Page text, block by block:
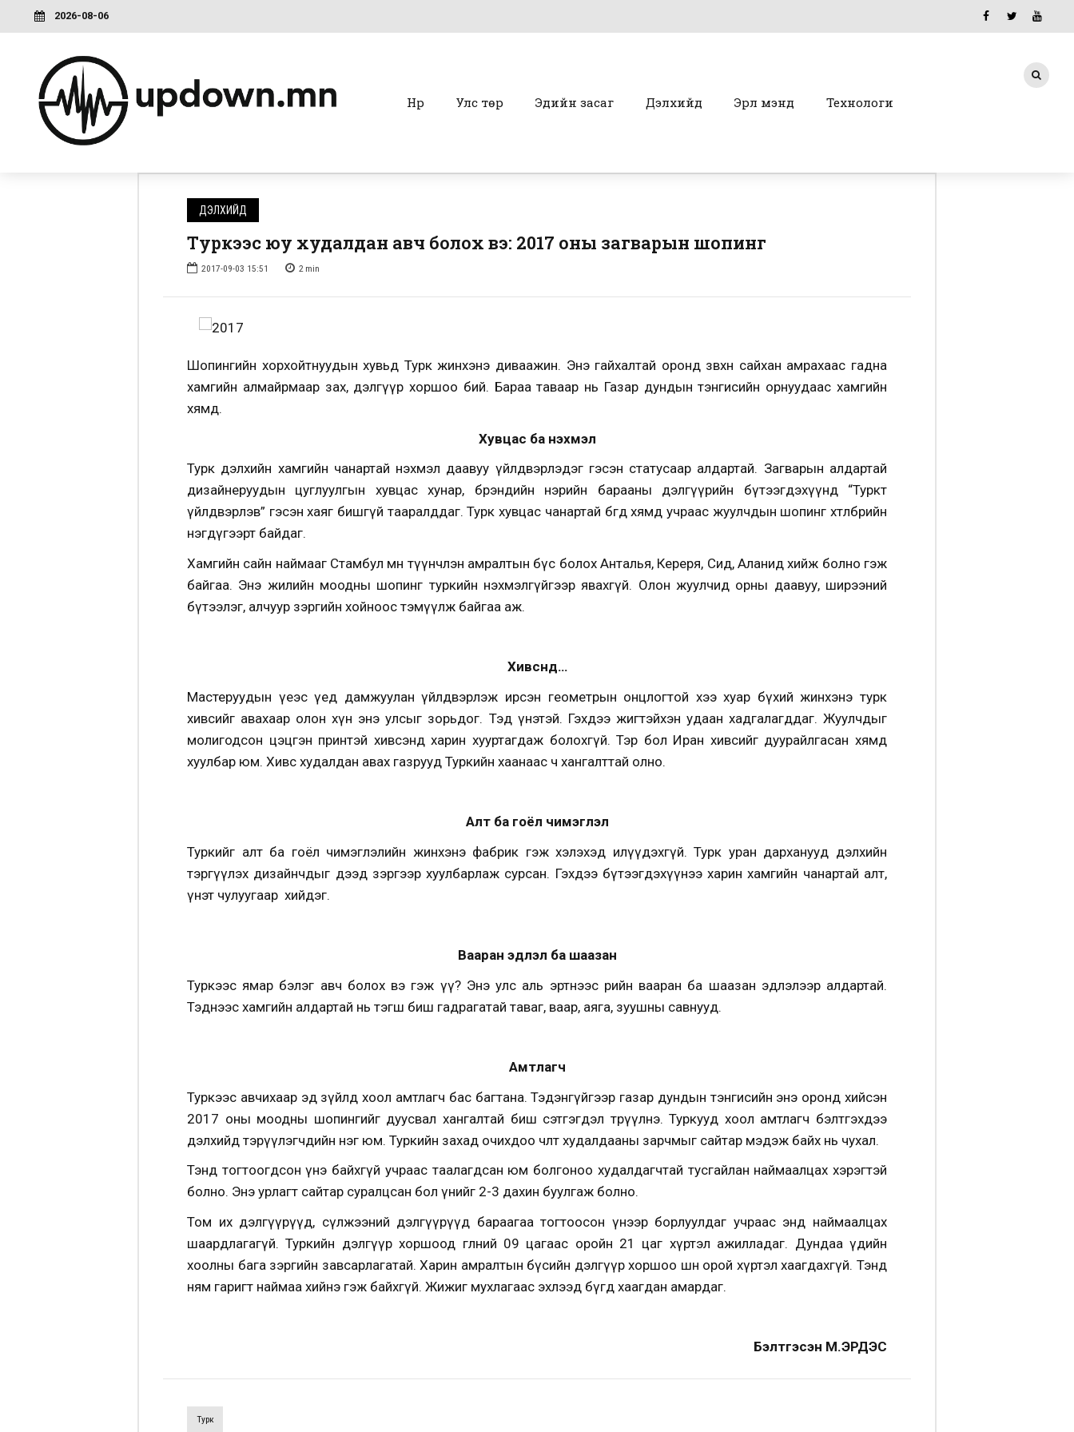
2026-08-06
Нүүр Улс төр Эдийн засаг Дэлхийд Эрүүл мэнд Технологи
ДЭЛХИЙД
Туркээс юу худалдан авч болох вэ: 2017 оны загварын шопинг
2017-09-03 15:51 2 min
Шопингийн хорхойтнуудын хувьд Турк жинхэнэ диваажин. Энэ гайхалтай оронд зөвхөн сайхан амрахаас гадна
хамгийн алмайрмаар зах, дэлгүүр хоршоо бий. Бараа таваар нь Газар дундын тэнгисийн орнуудаас хамгийн
хямд.
Хувцас ба нэхмэл
Турк дэлхийн хамгийн чанартай нэхмэл даавуу үйлдвэрлэдэг гэсэн статусаар алдартай. Загварын алдартай
дизайнеруудын цуглуулгын хувцас хунар, брэндийн нэрийн барааны дэлгүүрийн бүтээгдэхүүнд “Туркт
үйлдвэрлэв” гэсэн хаяг бишгүй тааралддаг. Турк хувцас чанартай бөгөөд хямд учраас жуулчдын шопинг хөтөлбөрийн
нэгдүгээрт байдаг.
Хамгийн сайн наймааг Стамбул мөн түүнчлэн амралтын бүс болох Анталья, Кереря, Сид, Аланид хийж болно гэж
байгаа. Энэ жилийн моодны шопинг туркийн нэхмэлгүйгээр явахгүй. Олон жуулчид орны даавуу, ширээний
бүтээлэг, алчуур зэргийн хойноос тэмүүлж байгаа аж.
Хивснүүд…
Мастеруудын үеэс үед дамжуулан үйлдвэрлэж ирсэн геометрын онцлогтой хээ хуар бүхий жинхэнэ турк
хивсийг авахаар олон хүн энэ улсыг зорьдог. Тэд үнэтэй. Гэхдээ жигтэйхэн удаан хадгалагддаг. Жуулчдыг
молигодсон цэцгэн принтэй хивсэнд харин хууртагдаж болохгүй. Тэр бол Иран хивсийг дуурайлгасан хямд
хуулбар юм. Хивс худалдан авах газрууд Туркийн хаанаас ч хангалттай олно.
Алт ба гоёл чимэглэл
Туркийг алт ба гоёл чимэглэлийн жинхэнэ фабрик гэж хэлэхэд илүүдэхгүй. Турк уран дарханууд дэлхийн
тэргүүлэх дизайнчдыг дээд зэргээр хуулбарлаж сурсан. Гэхдээ бүтээгдэхүүнээ харин хамгийн чанартай алт,
үнэт чулуугаар хийдэг.
Вааран эдлэл ба шаазан
Туркээс ямар бэлэг авч болох вэ гэж үү? Энэ улс аль эртнээс өөрийн вааран ба шаазан эдлэлээр алдартай.
Тэднээс хамгийн алдартай нь тэгш биш гадрагатай таваг, ваар, аяга, зуушны савнууд.
Амтлагч
Туркээс авчихаар эд зүйлд хоол амтлагч бас багтана. Тэдэнгүйгээр газар дундын тэнгисийн энэ оронд хийсэн
2017 оны моодны шопингийг дуусвал хангалтай биш сэтгэгдэл төрүүлнэ. Туркууд хоол амтлагч бэлтгэхдээ
дэлхийд тэрүүлэгчдийн нэг юм. Туркийн захад очихдоо чөлөөт худалдааны зарчмыг сайтар мэдэж байх нь чухал.
Тэнд тогтоогдсон үнэ байхгүй учраас таалагдсан юм болгоноо худалдагчтай тусгайлан наймаалцах хэрэгтэй
болно. Энэ урлагт сайтар суралцсан бол үнийг 2-3 дахин буулгаж болно.
Том их дэлгүүрүүд, сүлжээний дэлгүүрүүд бараагаа тогтоосон үнээр борлуулдаг учраас энд наймаалцах
шаардлагагүй. Туркийн дэлгүүр хоршоод өглөөний 09 цагаас оройн 21 цаг хүртэл ажилладаг. Дундаа үдийн
хоолны бага зэргийн завсарлагатай. Харин амралтын бүсийн дэлгүүр хоршоо шөнө орой хүртэл хаагдахгүй. Тэнд
ням гаригт наймаа хийнэ гэж байхгүй. Жижиг мухлагаас эхлээд бүгд хаагдан амардаг.
Бэлтгэсэн М.ЭРДЭС
Турк